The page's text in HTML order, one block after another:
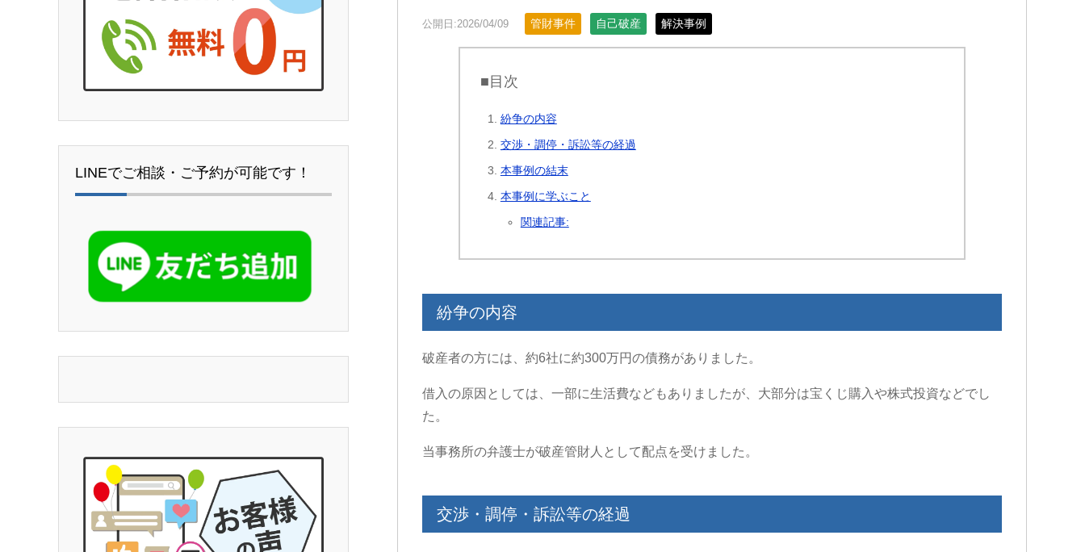
公開日:2026/04/09 管財事件 自己破産 解決事例
■目次
紛争の内容
交渉・調停・訴訟等の経過
本事例の結末
本事例に学ぶこと
関連記事:
紛争の内容
破産者の方には、約6社に約300万円の債務がありました。
借入の原因としては、一部に生活費などもありましたが、大部分は宝くじ購入や株式投資などでし
た。
当事務所の弁護士が破産管財人として配点を受けました。
交渉・調停・訴訟等の経過
LINEでご相談・ご予約が可能です！